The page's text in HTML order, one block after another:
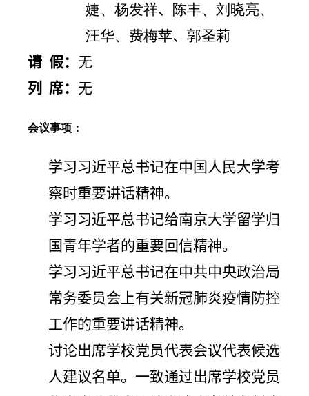
婕、杨发祥、 陈丰、刘晓亮、
汪华、费梅苹、 郭圣莉
请 假： 无
列 席： 无
会议事项：
学习习近平总书记在中国人民大学考
察时重要讲话精神。
学习习近平总书记给南京大学留学归
国青年学者的重要回信精神。
学习习近平总书记在中共中央政治局
常务委员会上有关新冠肺炎疫情防控
工作的重要讲话精神。
讨论出席学校党员代表会议代表候选
人建议名单。一致通过出席学校党员